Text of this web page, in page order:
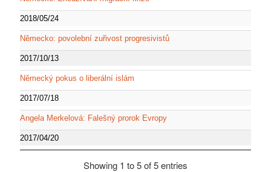
2018/05/24
Německo: povolební zuřivost progresivistů
2017/10/13
Německý pokus o liberální islám
2017/07/18
Angela Merkelová: Falešný prorok Evropy
2017/04/20
Showing 1 to 5 of 5 entries